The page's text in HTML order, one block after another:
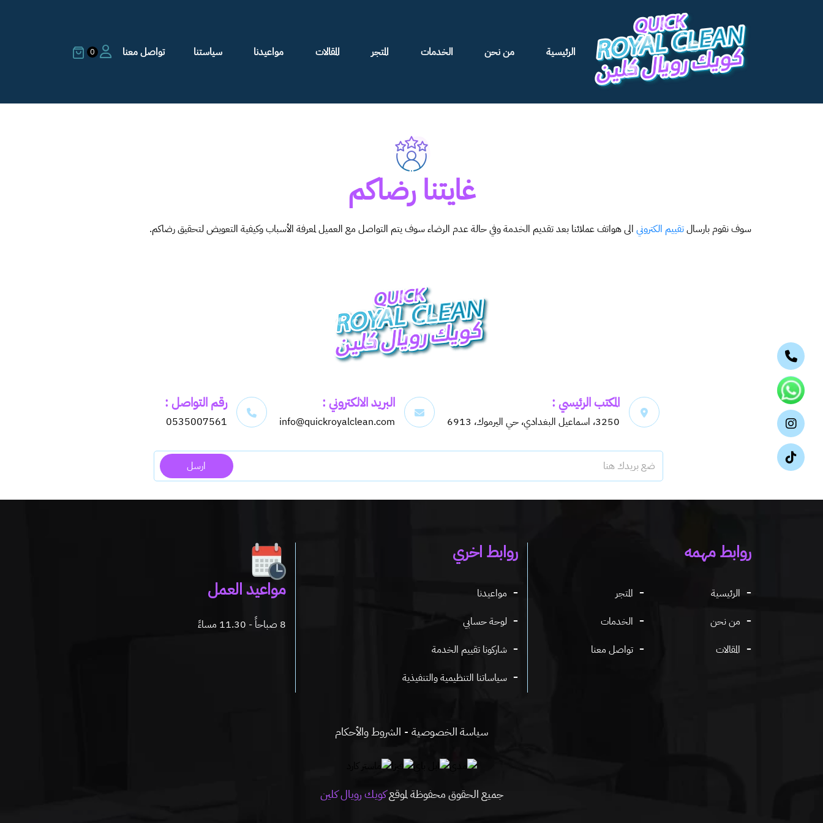
الرئيسية من نحن الخدمات المتجر المقالات مواعيدنا سياستنا تواصل معنا 0
غايتنا رضاكم
سوف نقوم بارسالتقييم الكتروني الى هواتف عملائنا بعد تقديم الخدمة وفي حالة عدم الرضاء سوف يتم التواصل مع العميل لمعرفة الأسباب وكيفية التعويض لتحقيق رضاكم.
المكتب الرئيسي :
3250، اسماعيل البغدادي، حي اليرموك، 6913
البريد الالكتروني :
info@quickroyalclean.com
رقم التواصل :
0535007561
ارسل
روابط مهمه
الرئيسية
المتجر
من نحن
الخدمات
المقالات
تواصل معنا
روابط اخري
مواعيدنا
لوحة حسابي
شاركونا تقييم الخدمة
سياساتنا التنظيمية والتنفيذية
مواعيد العمل
8 صباحاً - 11.30 مساءً
سياسة الخصوصية الشروط والأحكام
جميع الحقوق محفوظة لموقعكويك رويال كلين